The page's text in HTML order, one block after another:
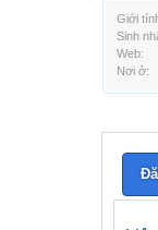
Giới
Sinh
Web:
Nơi ở: